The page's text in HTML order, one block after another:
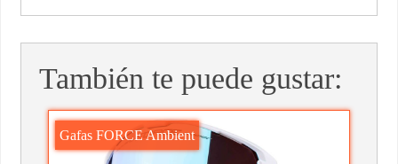
También te puede gustar:
Gafas FORCE Ambient